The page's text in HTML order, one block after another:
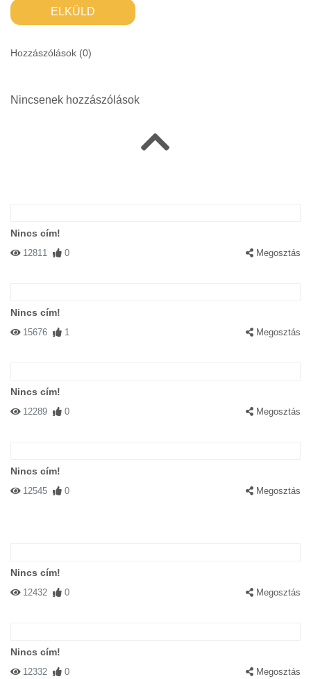
ELKÜLD
Hozzászólások (0)
Nincsenek hozzászólások
Nincs cím!
12811 0 Megosztás
Nincs cím!
15676 1 Megosztás
Nincs cím!
12289 0 Megosztás
Nincs cím!
12545 0 Megosztás
Nincs cím!
12432 0 Megosztás
Nincs cím!
12332 0 Megosztás